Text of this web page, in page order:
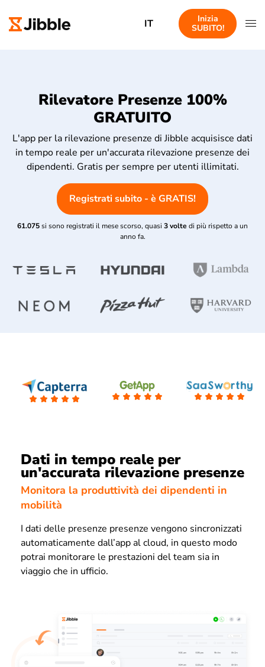
IT
Inizia
SUBITO!
Rilevatore Presenze 100%
GRATUITO
L'app per la rilevazione presenze di Jibble acquisisce dati
in tempo reale per un'accurata rilevazione presenze dei
dipendenti. Gratis per sempre per utenti illimitati.
Registrati subito - è GRATIS!
61.075si sono registrati il mese scorso, quasi 3 volte di più rispetto a un
anno fa.
Dati in tempo reale per
un'accurata rilevazione presenze
Monitora la produttività dei dipendenti in
mobilità
I dati delle presenze presenze vengono sincronizzati
automaticamente dall’app al cloud, in questo modo
potrai monitorare le prestazioni del team sia in
viaggio che in ufficio.